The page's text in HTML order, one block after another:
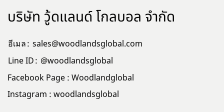
บริษัท วู้ดแลนด์ โกลบอล จำกัด
อีเมล: sales@woodlandsglobal.com
Line ID: @woodlandsglobal
Facebook Page : Woodlandglobal
Instagram : woodlandsglobal